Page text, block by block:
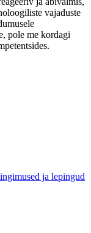
vajaduste
pole me kordagi
ja lepingud